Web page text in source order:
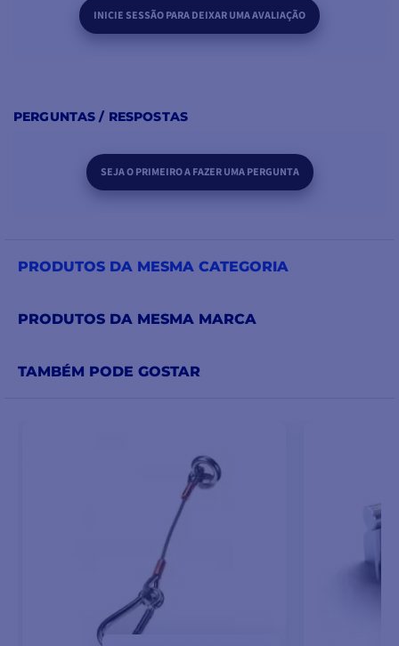
INICIE SESSÃO PARA DEIXAR UMA AVALIAÇÃO
PERGUNTAS / RESPOSTAS
SEJA O PRIMEIRO A FAZER UMA PERGUNTA
PRODUTOS DA MESMA CATEGORIA
PRODUTOS DA MESMA MARCA
TAMBÉM PODE GOSTAR